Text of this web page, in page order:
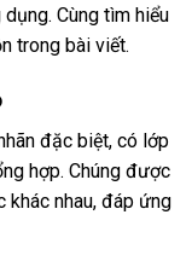
Cùng tìm hiểu
trong bài viết.
đặc biệt, có lớp
hợp. Chúng được
khác nhau, đáp ứng